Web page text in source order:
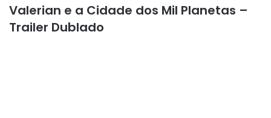
Valerian e a Cidade dos Mil Planetas –
Trailer Dublado